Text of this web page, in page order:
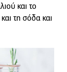
και το
τη σόδα και